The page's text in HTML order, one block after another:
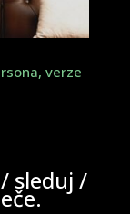
verze
sleduj /